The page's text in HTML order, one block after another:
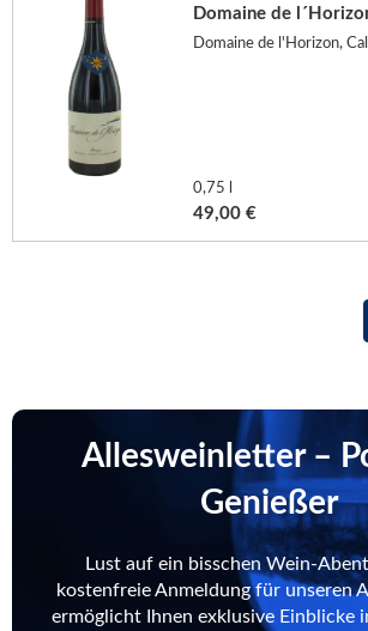
Domaine de
Domaine de l'Horizon,
0,75 l
49,00 €
Allesweinletter –
Genießer
Lust auf ein bisschen Wein-
kostenfreie Anmeldung für unseren
ermöglicht Ihnen exklusive Einblicke